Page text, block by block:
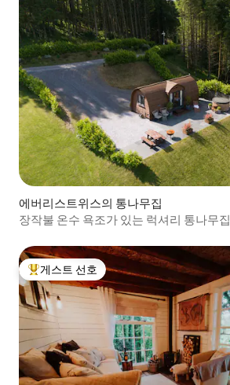
에버리스트위스의 통나무집
장작불 온수 욕조가 있는 럭셔리 통나무집
상위 게스트 선호
게스트 선호